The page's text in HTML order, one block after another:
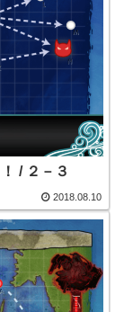
/ ２－３
2018.08.10